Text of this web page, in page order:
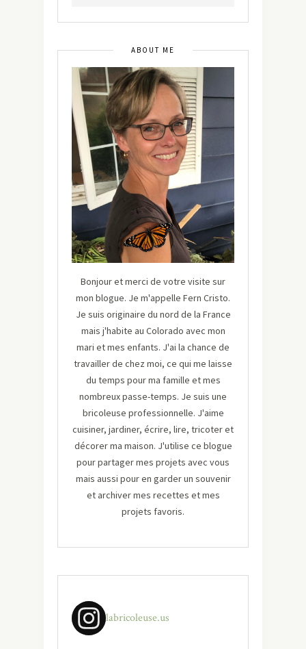
ABOUT ME
Bonjour et merci de votre visite sur
mon blogue. Je m'appelle Fern Cristo.
Je suis originaire du nord de la France
mais j'habite au Colorado avec mon
mari et mes enfants. J'ai la chance de
travailler de chez moi, ce qui me laisse
du temps pour ma famille et mes
nombreux passe-temps. Je suis une
bricoleuse professionnelle. J'aime
cuisiner, jardiner, écrire, lire, tricoter et
décorer ma maison. J'utilise ce blogue
pour partager mes projets avec vous
mais aussi pour en garder un souvenir
et archiver mes recettes et mes
projets favoris.
labricoleuse.us